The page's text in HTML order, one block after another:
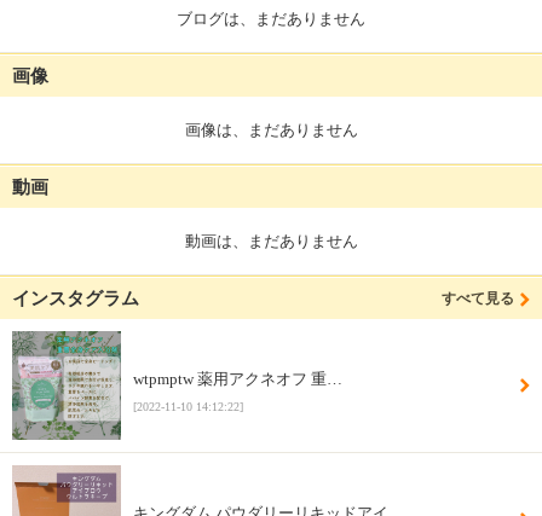
ブログは、まだありません
画像
画像は、まだありません
動画
動画は、まだありません
インスタグラム すべて見る
wtpmptw 薬用アクネオフ 重…
[2022-11-10 14:12:22]